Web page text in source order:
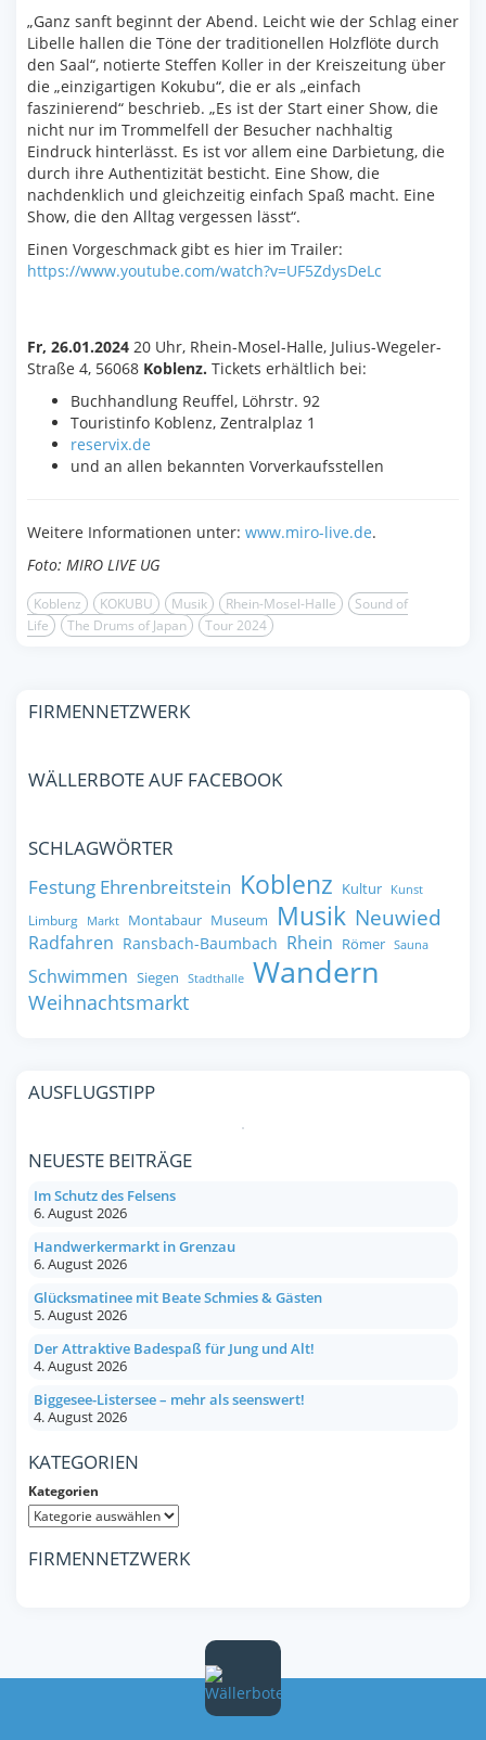
„Ganz sanft beginnt der Abend. Leicht wie der Schlag einer
Libelle hallen die Töne der traditionellen Holzflöte durch
den Saal“, notierte Steffen Koller in der Kreiszeitung über
die „einzigartigen Kokubu“, die er als „einfach
faszinierend“ beschrieb. „Es ist der Start einer Show, die
nicht nur im Trommelfell der Besucher nachhaltig
Eindruck hinterlässt. Es ist vor allem eine Darbietung, die
durch ihre Authentizität besticht. Eine Show, die
nachdenklich und gleichzeitig einfach Spaß macht. Eine
Show, die den Alltag vergessen lässt“.
Einen Vorgeschmack gibt es hier im Trailer:
https://www.youtube.com/watch?v=UF5ZdysDeLc
Fr, 26.01.2024 20 Uhr, Rhein-Mosel-Halle, Julius-Wegeler-
Straße 4, 56068 Koblenz. Tickets erhältlich bei:
Buchhandlung Reuffel, Löhrstr. 92
Touristinfo Koblenz, Zentralplaz 1
reservix.de
und an allen bekannten Vorverkaufsstellen
Weitere Informationen unter: www.miro-live.de.
Foto: MIRO LIVE UG
Koblenz KOKUBU Musik Rhein-Mosel-Halle
Sound of
Life
The Drums of Japan Tour 2024
FIRMENNETZWERK
WÄLLERBOTE AUF FACEBOOK
SCHLAGWÖRTER
Festung Ehrenbreitstein Koblenz Kultur Kunst
Limburg Markt Montabaur Museum Musik Neuwied
Radfahren Ransbach-Baumbach Rhein Römer Sauna
Schwimmen Siegen Stadthalle Wandern
Weihnachtsmarkt
AUSFLUGSTIPP
NEUESTE BEITRÄGE
Im Schutz des Felsens
6. August 2026
Handwerkermarkt in Grenzau
6. August 2026
Glücksmatinee mit Beate Schmies & Gästen
5. August 2026
Der Attraktive Badespaß für Jung und Alt!
4. August 2026
Biggesee-Listersee – mehr als seenswert!
4. August 2026
KATEGORIEN
Kategorien
FIRMENNETZWERK